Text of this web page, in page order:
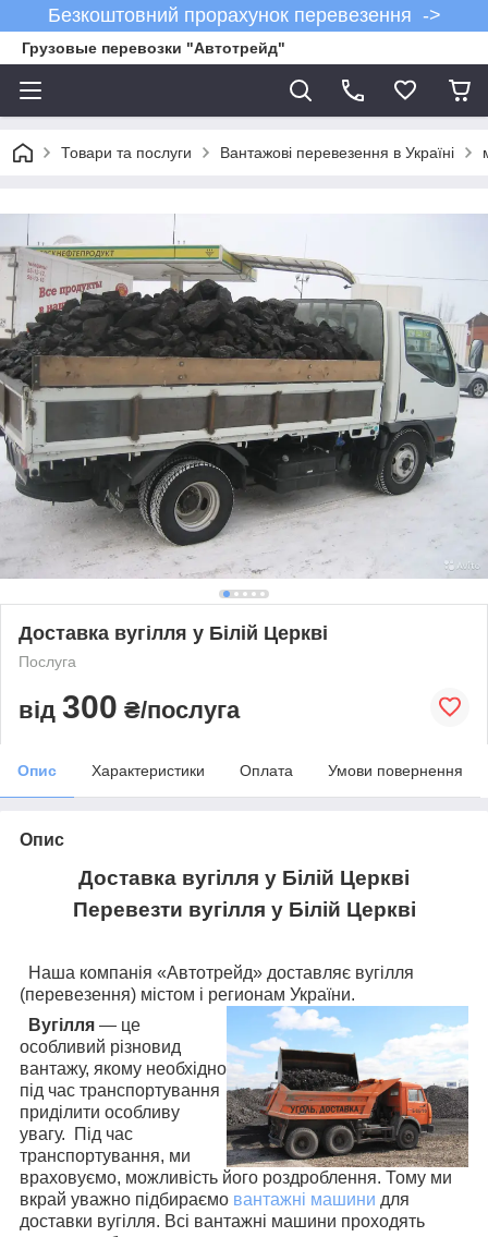
Безкоштовний прорахунок перевезення ->
Грузовые перевозки "Автотрейд"
Товари та послуги Вантажові перевезення в Україні
Доставка вугілля у Білій Церкві
Послуга
від 300 ₴/послуга
Опис Характеристики Оплата Умови повернення
Опис
Доставка вугілля у Білій Церкві
Перевезти вугілля у Білій Церкві
Наша компанія «Автотрейд» доставляє вугілля
(перевезення) містом і регионам України.
Вугілля — це
особливий різновид
вантажу, якому необхідно
під час транспортування
приділити особливу
увагу. Під час
транспортування, ми
враховуємо, можливість його роздроблення. Тому ми
вкрай уважно підбираємо вантажні машини для
доставки вугілля. Всі вантажні машини проходять